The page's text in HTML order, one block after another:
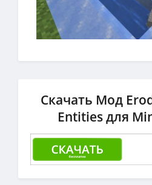
Скачать Мод
Entities для